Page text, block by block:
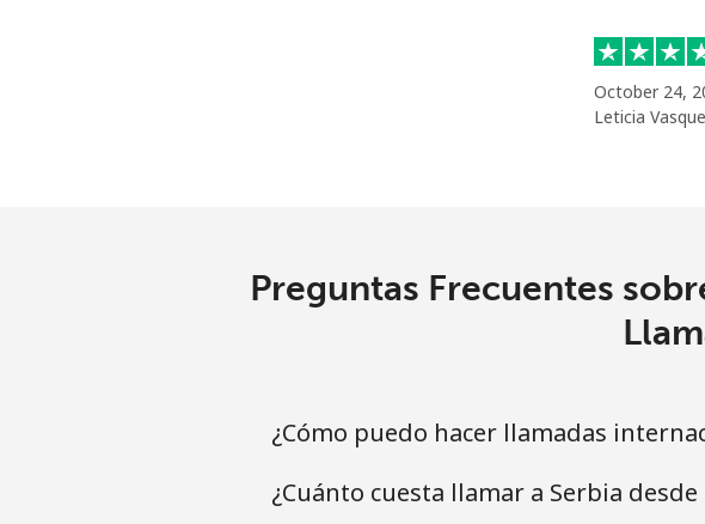
Celular ⁦67.5p⁩
Celular ⁦50.9p⁩
Singapore
October 24,
Leticia
Preguntas Frecuentes
¿Cómo puedo hacer llamadas
¿Cuánto cuesta llamar a Serbia desde